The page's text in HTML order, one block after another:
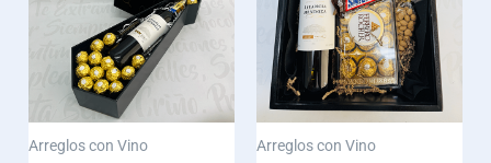
Arreglos con Vino Arreglos con Vino